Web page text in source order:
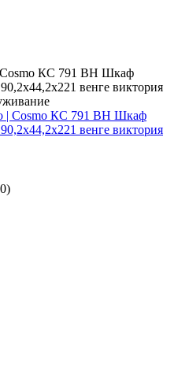
Cosmo КС 791 ВН Шкаф
венге виктория